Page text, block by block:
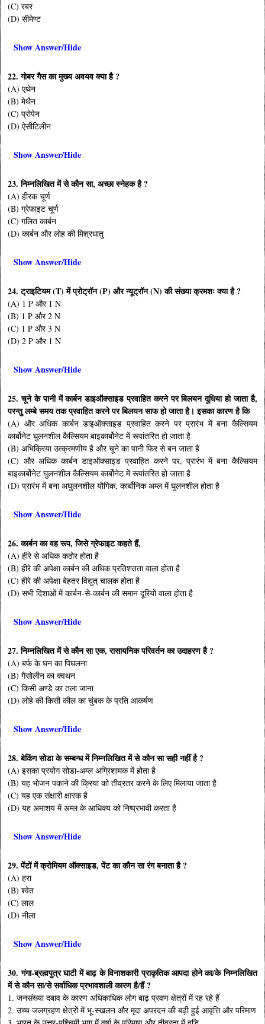
(C) रबर
(D) सीमेण्ट
Show Answer/Hide
22. गोबर गैस का मुख्य अवयव क्या है ?
(A) एथेन
(B) मेथैन
(C) प्रोपेन
(D) ऐसीटिलीन
Show Answer/Hide
23. निम्नलिखित में से कौन सा, अच्छा स्नेहक है ?
(A) हीरक चूर्ण
(B) ग्रेफाइट चूर्ण
(C) गलित कार्बन
(D) कार्बन और लोह की मिश्रधातु
Show Answer/Hide
24. ट्राइटियम (T) में प्रोट्रॉन (P) और न्यूट्रॉन (N) की संख्या क्रमशः क्या है ?
(A) 1 P और 1 N
(B) 1 P और 2 N
(C) 1 P और 3 N
(D) 2 P और 1 N
Show Answer/Hide
25. चूने के पानी में कार्बन डाइऑक्साइड प्रवाहित करने पर बिलयन दूधिया हो जाता है,
परन्तु लम्बे समय तक प्रवाहित करने पर बिलयन साफ हो जाता है। इसका कारण है कि
(A) और अधिक कार्बन डाइऑक्साइड प्रवाहित करने पर प्रारंभ में बना कैल्सियम
कार्बोनेट घुलनशील कैल्सियम बाइकार्बोनेट में रूपांतरित हो जाता है
(B) अभिक्रिया उत्क्रमणीय है और चूने का पानी फिर से बन जाता है
(C) और अधिक कार्बन डाइऑक्साइड प्रवाहित करने पर, प्रारंभ में बना कैल्सियम
बाइकार्बोनेट घुलनशील कैल्सियम कार्बोनेट में रूपांतरित हो जाता है
(D) प्रारंभ में बना अघुलनशील यौगिक, कार्बोनिक अम्ल में घुलनशील होता है
Show Answer/Hide
26. कार्बन का वह रूप, जिसे ग्रेफाइट कहते हैं,
(A) हीरे से अधिक कठोर होता है
(B) हीरे की अपेक्षा कार्बन की अधिक प्रतिशतता वाला होता है
(C) हीरे की अपेक्षा बेहतर विद्युत् चालक होता है
(D) सभी दिशाओं में कार्बन-से-कार्बन की समान दूरियों वाला होता है
Show Answer/Hide
27. निम्नलिखित में से कौन सा एक, रासायनिक परिवर्तन का उदाहरण है ?
(A) बर्फ के घन का पिघलना
(B) गैसोलीन का क्वथन
(C) किसी अण्डे का तला जाना
(D) लोहे की किसी कील का चुंबक के प्रति आकर्षण
Show Answer/Hide
28. बेकिंग सोडा के सम्बन्ध में निम्नलिखित में से कौन सा सही नहीं है ?
(A) इसका प्रयोग सोडा-अम्ल अग्रिशामक में होता है
(B) यह भोजन पकाने की क्रिया को तीव्रतर करने के लिए मिलाया जाता है
(C) यह एक संक्षारी क्षारक है
(D) यह अमाशय में अम्ल के आधिक्य को निष्प्रभावी करता है
Show Answer/Hide
29. पेंटों में क्रोमियम ऑक्साइड, पेंट का कौन सा रंग बनाता है ?
(A) हरा
(B) श्वेत
(C) लाल
(D) नीला
Show Answer/Hide
30. गंगा-ब्रह्मपुत्र घाटी में बाढ़ के विनाशकारी प्राकृतिक आपदा होने का/के निम्नलिखित
में से कौन सा/से सर्वाधिक प्रभावशाली कारण है/हैं ?
1. जनसंख्या दबाव के कारण अधिकाधिक लोग बाढ़ प्रवण क्षेत्रों में रह रहे हैं
2. उच्च जलग्रहण क्षेत्रों में भू-स्खलन और मृदा अपरदन की बढ़ी हुई आवृत्ति और परिमाण